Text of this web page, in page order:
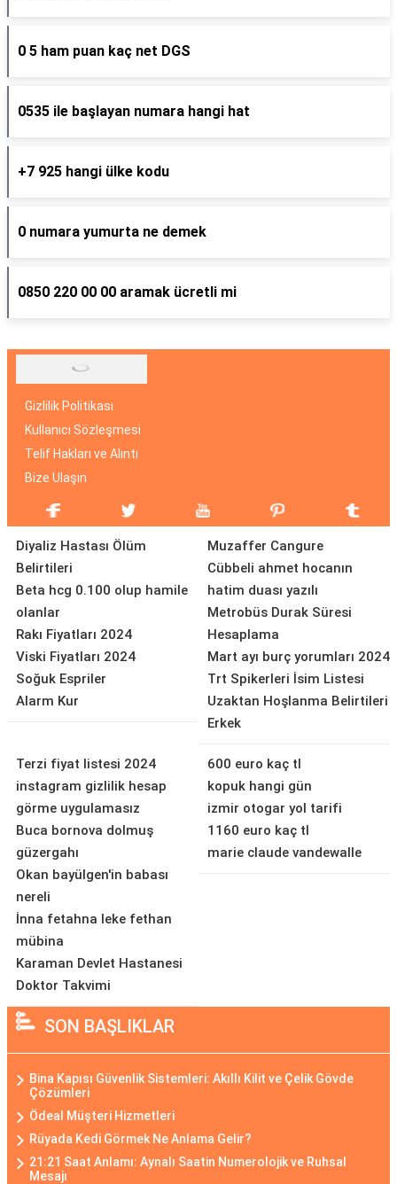
0 5 ham puan kaç net DGS
0535 ile başlayan numara hangi hat
+7 925 hangi ülke kodu
0 numara yumurta ne demek
0850 220 00 00 aramak ücretli mi
Gizlilik Politikası
Kullanıcı Sözleşmesi
Telif Hakları ve Alıntı
Bize Ulaşın
Diyaliz Hastası Ölüm
Belirtileri
Beta hcg 0.100 olup hamile
olanlar
Rakı Fiyatları 2024
Viski Fiyatları 2024
Soğuk Espriler
Alarm Kur
Muzaffer Cangure
Cübbeli ahmet hocanın
hatim duası yazılı
Metrobüs Durak Süresi
Hesaplama
Mart ayı burç yorumları 2024
Trt Spikerleri İsim Listesi
Uzaktan Hoşlanma Belirtileri
Erkek
Terzi fiyat listesi 2024
instagram gizlilik hesap
görme uygulamasız
Buca bornova dolmuş
güzergahı
Okan bayülgen'in babası
nereli
İnna fetahna leke fethan
mübina
Karaman Devlet Hastanesi
Doktor Takvimi
600 euro kaç tl
kopuk hangi gün
izmir otogar yol tarifi
1160 euro kaç tl
marie claude vandewalle
SON BAŞLIKLAR
Bina Kapısı Güvenlik Sistemleri: Akıllı Kilit ve Çelik Gövde
Çözümleri
Ödeal Müşteri Hizmetleri
Rüyada Kedi Görmek Ne Anlama Gelir?
21:21 Saat Anlamı: Aynalı Saatin Numerolojik ve Ruhsal
Mesajı